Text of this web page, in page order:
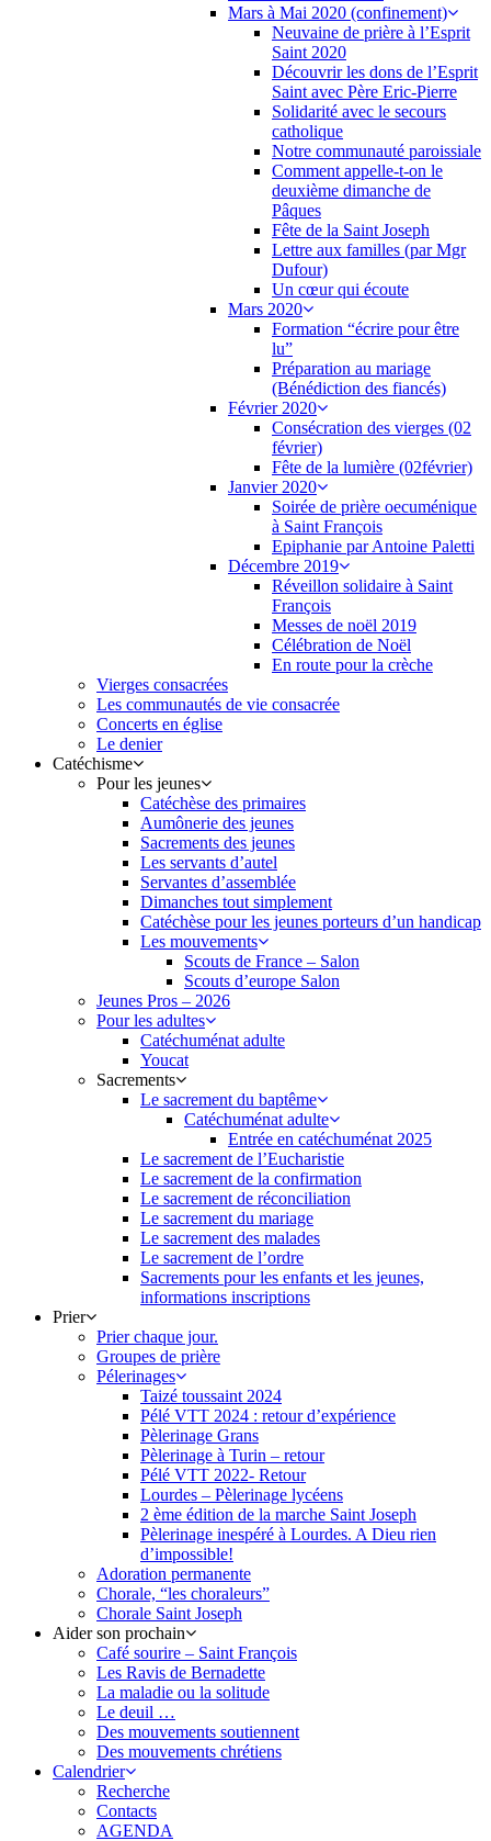
Mars à Mai 2020 (confinement)
Neuvaine de prière à l’Esprit
Saint 2020
Découvrir les dons de l’Esprit
Saint avec Père Eric-Pierre
Solidarité avec le secours
catholique
Notre communauté paroissiale
Comment appelle-t-on le
deuxième dimanche de
Pâques
Fête de la Saint Joseph
Lettre aux familles (par Mgr
Dufour)
Un cœur qui écoute
Mars 2020
Formation “écrire pour être
lu”
Préparation au mariage
(Bénédiction des fiancés)
Février 2020
Consécration des vierges (02
février)
Fête de la lumière (02février)
Janvier 2020
Soirée de prière oecuménique
à Saint François
Epiphanie par Antoine Paletti
Décembre 2019
Réveillon solidaire à Saint
François
Messes de noël 2019
Célébration de Noël
En route pour la crèche
Vierges consacrées
Les communautés de vie consacrée
Concerts en église
Le denier
Catéchisme
Pour les jeunes
Catéchèse des primaires
Aumônerie des jeunes
Sacrements des jeunes
Les servants d’autel
Servantes d’assemblée
Dimanches tout simplement
Catéchèse pour les jeunes porteurs d’un handicap
Les mouvements
Scouts de France – Salon
Scouts d’europe Salon
Jeunes Pros – 2026
Pour les adultes
Catéchuménat adulte
Youcat
Sacrements
Le sacrement du baptême
Catéchuménat adulte
Entrée en catéchuménat 2025
Le sacrement de l’Eucharistie
Le sacrement de la confirmation
Le sacrement de réconciliation
Le sacrement du mariage
Le sacrement des malades
Le sacrement de l’ordre
Sacrements pour les enfants et les jeunes,
informations inscriptions
Prier
Prier chaque jour.
Groupes de prière
Pélerinages
Taizé toussaint 2024
Pélé VTT 2024 : retour d’expérience
Pèlerinage Grans
Pèlerinage à Turin – retour
Pélé VTT 2022- Retour
Lourdes – Pèlerinage lycéens
2 ème édition de la marche Saint Joseph
Pèlerinage inespéré à Lourdes. A Dieu rien
d’impossible!
Adoration permanente
Chorale, “les choraleurs”
Chorale Saint Joseph
Aider son prochain
Café sourire – Saint François
Les Ravis de Bernadette
La maladie ou la solitude
Le deuil …
Des mouvements soutiennent
Des mouvements chrétiens
Calendrier
Recherche
Contacts
AGENDA